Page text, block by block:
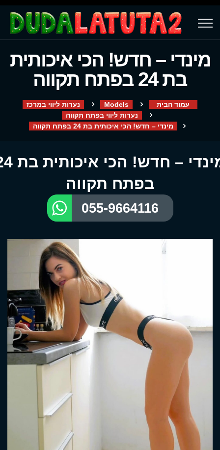
מינדי – חדש! הכי איכותית
בת 24 בפתח תקווה
עמוד הבית Models
נערות ליווי במרכז
נערות ליווי בפתח תקווה
מינדי – חדש! הכי איכותית בת 24 בפתח תקווה
מינדי – חדש!
בפתח תקווה
055-9664116